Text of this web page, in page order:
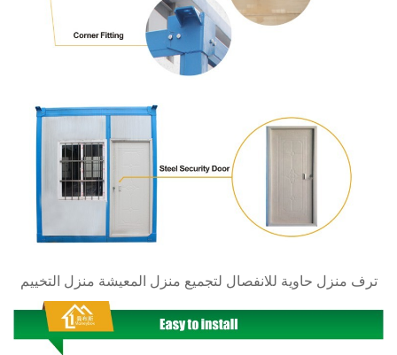
ترف منزل حاوية للانفصال لتجميع منزل المعيشة منزل التخييم